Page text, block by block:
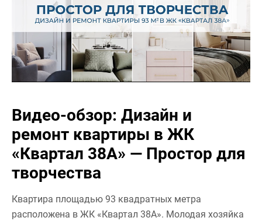
Видео-обзор: Дизайн и
ремонт квартиры в ЖК
«Квартал 38А» — Простор для
творчества
Квартира площадью 93 квадратных метра
расположена в ЖК «Квартал 38А». Молодая хозяйка